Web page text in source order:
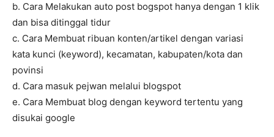
b. Cara Melakukan auto post bogspot hanya dengan 1 klik
dan bisa ditinggal tidur
c. Cara Membuat ribuan konten/artikel dengan variasi
kata kunci (keyword), kecamatan, kabupaten/kota dan
povinsi
d. Cara masuk pejwan melalui blogspot
e. Cara Membuat blog dengan keyword tertentu yang
disukai google